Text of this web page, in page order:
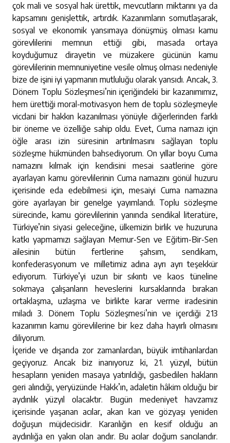
çok mali ve sosyal hak ürettik, mevcutların miktarını ya da
kapsamını genişlettik, artırdık. Kazanımların somutlaşarak,
sosyal ve ekonomik yansımaya dönüşmüş olması kamu
görevlilerini memnun ettiği gibi, masada ortaya
koyduğumuz dirayetin ve müzakere gücünün kamu
görevlilerinin memnuniyetine vesile olmuş olması nedeniyle
bize de işini iyi yapmanın mutluluğu olarak yansıdı. Ancak, 3.
Dönem Toplu Sözleşmesi’nin içeriğindeki bir kazanımımız,
hem ürettiği moral-motivasyon hem de toplu sözleşmeyle
vicdani bir hakkın kazanılması yönüyle diğerlerinden farklı
bir öneme ve özelliğe sahip oldu. Evet, Cuma namazı için
öğle arası izin süresinin artırılmasını sağlayan toplu
sözleşme hükmünden bahsediyorum. On yıllar boyu Cuma
namazını kılmak için kendisini mesai saatlerine göre
ayarlayan kamu görevlilerinin Cuma namazını gönül huzuru
içerisinde eda edebilmesi için, mesaiyi Cuma namazına
göre ayarlayan bir genelge yayımlandı. Toplu sözleşme
sürecinde, kamu görevlilerinin yanında sendikal literatüre,
Türkiye’nin siyasi geleceğine, ülkemizin birlik ve huzuruna
katkı yapmamızı sağlayan Memur-Sen ve Eğitim-Bir-Sen
ailesinin bütün fertlerine şahsım, sendikam,
konfederasyonum ve milletimiz adına ayrı ayrı teşekkür
ediyorum. Türkiye’yi uzun bir sıkıntı ve kaos tüneline
sokmaya çalışanların heveslerini kursaklarında bırakan
ortaklaşma, uzlaşma ve birlikte karar verme iradesinin
miladı 3. Dönem Toplu Sözleşmesi’nin ve içerdiği 213
kazanımın kamu görevlilerine bir kez daha hayırlı olmasını
diliyorum.
İçeride ve dışarıda zor zamanlardan, büyük imtihanlardan
geçiyoruz. Ancak biz inanıyoruz ki, 21. yüzyıl, bütün
hesapların yeniden masaya yatırıldığı, gasbedilen hakların
geri alındığı, yeryüzünde Hakk’ın, adaletin hâkim olduğu bir
aydınlık yüzyıl olacaktır. Bugün medeniyet havzamız
içerisinde yaşanan acılar, akan kan ve gözyaşı yeniden
doğuşun müjdecisidir. Karanlığın en kesif olduğu an
aydınlığa en yakın olan andır. Bu acılar doğum sancılarıdır.